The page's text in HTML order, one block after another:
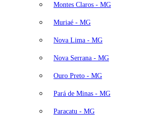
Montes Claros - MG
Muriaé - MG
Nova Lima - MG
Nova Serrana - MG
Ouro Preto - MG
Pará de Minas - MG
Paracatu - MG